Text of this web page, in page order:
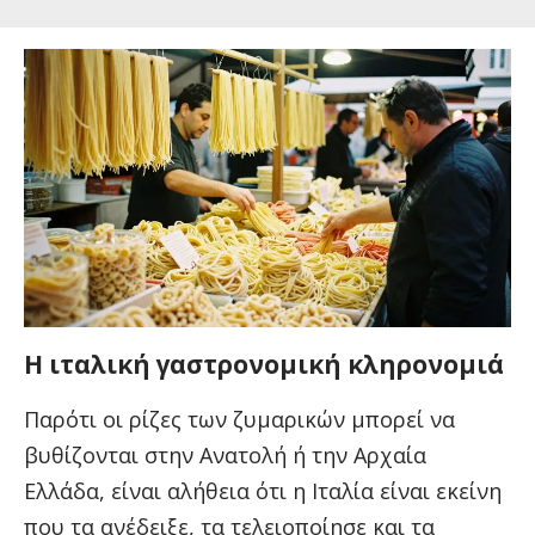
Η ιταλική γαστρονομική κληρονομιά
Παρότι οι ρίζες των ζυμαρικών μπορεί να
βυθίζονται στην Ανατολή ή την Αρχαία
Ελλάδα, είναι αλήθεια ότι η Ιταλία είναι εκείνη
που τα ανέδειξε, τα τελειοποίησε και τα